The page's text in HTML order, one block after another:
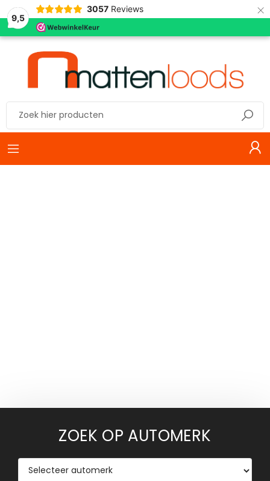
9,5
3057 Reviews ×
ZOEK OP AUTOMERK